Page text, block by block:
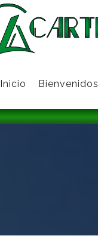
Inicio Bienvenidos